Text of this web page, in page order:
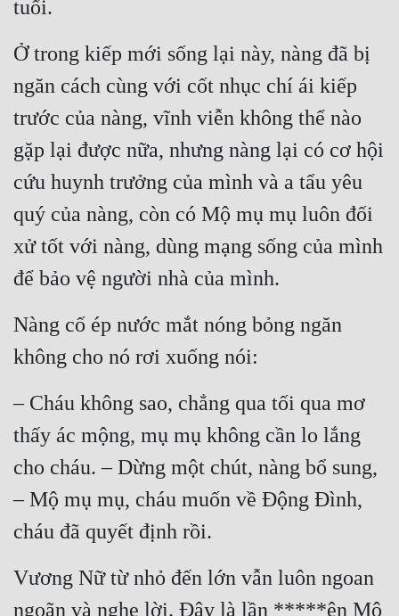
Võng Du
Xuyên Không
Xuyên Nhanh
Xuyên Sách
Xuyên Thư
Điền Văn
Đô Thị
Đồng Nhân
Cẩu Đạo Trường Sinh
Ngự Thú
Truyện Nam
Truyện Nữ
Xây Dựng Thế Lực
tuổi.
Ở trong kiếp mới sống lại này, nàng đã bị
ngăn cách cùng với cốt nhục chí ái kiếp
trước của nàng, vĩnh viễn không thể nào
gặp lại được nữa, nhưng nàng lại có cơ hội
cứu huynh trưởng của mình và a tẩu yêu
quý của nàng, còn có Mộ mụ mụ luôn đối
xử tốt với nàng, dùng mạng sống của mình
để bảo vệ người nhà của mình.
Nàng cố ép nước mắt nóng bỏng ngăn
không cho nó rơi xuống nói:
– Cháu không sao, chẳng qua tối qua mơ
thấy ác mộng, mụ mụ không cần lo lắng
cho cháu. – Dừng một chút, nàng bổ sung,
– Mộ mụ mụ, cháu muốn về Động Đình,
cháu đã quyết định rồi.
Vương Nữ từ nhỏ đến lớn vẫn luôn ngoan
ngoãn và nghe lời. Đây là lần *****ên Mộ